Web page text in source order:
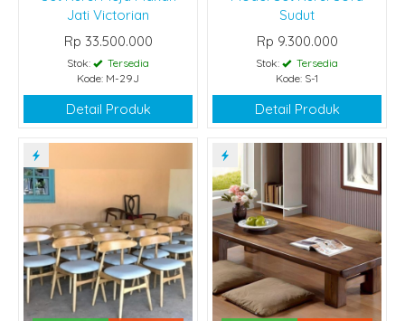
Jati Victorian
Rp 33.500.000
Stok:
Tersedia
Kode: M-29J
Detail Produk
Sudut
Rp 9.300.000
Stok:
Tersedia
Kode: S-1
Detail Produk